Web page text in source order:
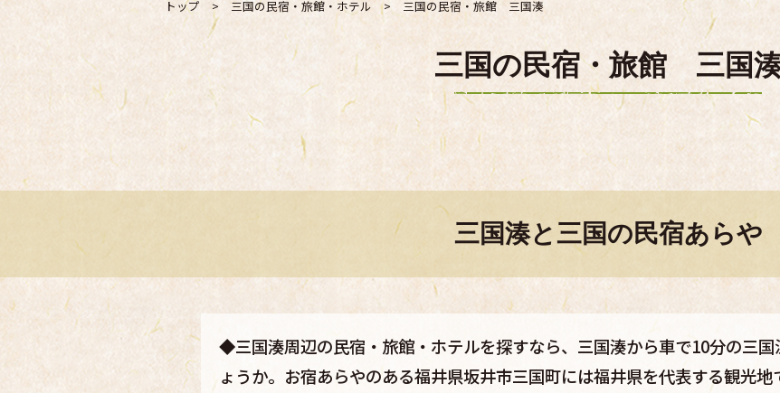
トップ > 三国の民宿・旅館・ホテル > 三国の民宿・旅館 三国湊
三国の民宿・旅館 三国
三国湊と三国の民宿あらや
◆三国湊周辺の民宿・旅館・ホテルを探すなら、三国湊から車で10分の三
ょうか。お宿あらやのある福井県坂井市三国町には福井県を代表する観光